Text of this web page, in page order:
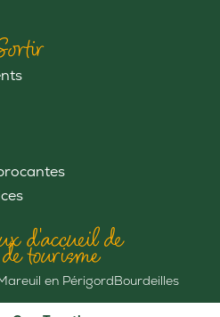
d'accueil de
tourisme
en PérigordBourdeilles